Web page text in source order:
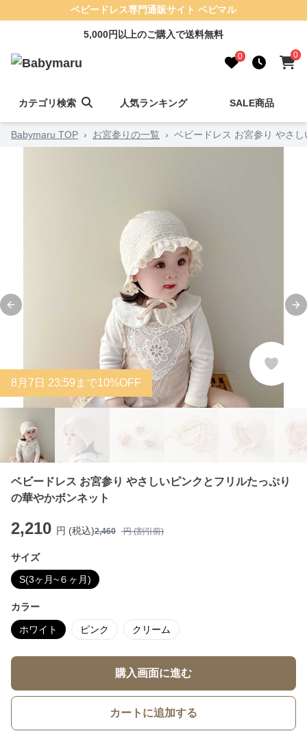
ベビードレス専門通販サイト ベビマル
5,000円以上のご購入で送料無料
0 0
カテゴリ検索 人気ランキング SALE商品
Babymaru TOP › お宮参りの一覧 › ベビードレス お宮参り やさ
Previous slide
8 月 7 日 23:59まで10%OFF
ベビードレス お宮参り やさしいピンクとフリルたっぷり
の華やかボンネット
2,210 円 (税込)2,460 円 (割引前)
サイズ
S(3ヶ月~６ヶ月)
カラー
ホワイト ピンク クリーム
購入画面に進む
カートに追加する